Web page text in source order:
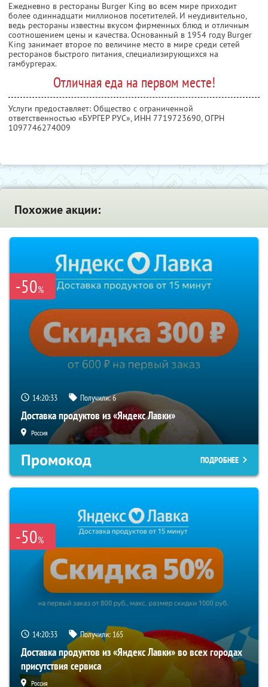
Ежедневно в рестораны Burger King во всем мире приходит
более одиннадцати миллионов посетителей. И неудивительно,
ведь рестораны известны вкусом фирменных блюд и отличным
соотношением цены и качества. Основанный в 1954 году Burger
King занимает второе по величине место в мире среди сетей
ресторанов быстрого питания, специализирующихся на
гамбургерах.
Отличная еда на первом месте!
Услуги предоставляет: Общество с ограниченной
ответственностью «БУРГЕР РУС», ИНН 7719723690, ОГРН
1097746274009
Похожие акции:
-50%
14:20:32 Получили:6
Доставка продуктов из «Яндекс Лавки»
Россия
Промокод ПОДРОБНЕЕ
-50%
14:20:32 Получили: 165
Доставка продуктов из «Яндекс Лавки» во всех городах
присутствия сервиса
Россия